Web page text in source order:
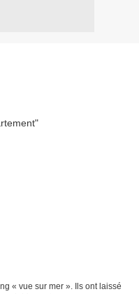
« vue sur mer ». Ils ont laissé